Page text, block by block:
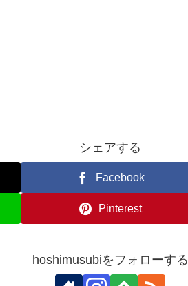
シェアする
Facebook
Pinterest
hoshimusubiをフォローする